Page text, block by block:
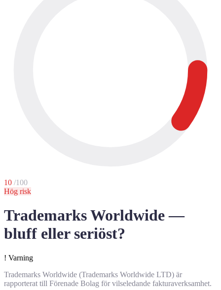
10 /100
Hög risk
Trademarks Worldwide —
bluff eller seriöst?
! Varning
Trademarks Worldwide (Trademarks Worldwide LTD) är
rapporterat till Förenade Bolag för vilseledande fakturaverksamhet.